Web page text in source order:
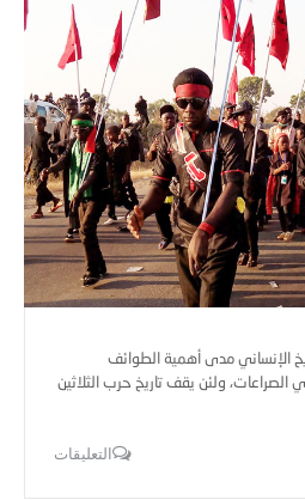
الإنساني مدى أهمية الطوائف
ولئن يقف تاريخ حرب الثلاثين
التعليقات